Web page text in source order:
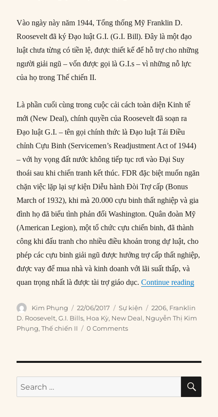
Vào ngày này năm 1944, Tổng thống Mỹ Franklin D.
Roosevelt đã ký Đạo luật G.I. (G.I. Bill). Đây là một đạo
luật chưa từng có tiền lệ, được thiết kế để hỗ trợ cho những
người giải ngũ – vốn được gọi là G.I.s – vì những nỗ lực
của họ trong Thế chiến II.
Là phần cuối cùng trong cuộc cải cách toàn diện Kinh tế
mới (New Deal), chính quyền của Roosevelt đã soạn ra
Đạo luật G.I. – tên gọi chính thức là Đạo luật Tái Điều
chỉnh Cựu Binh (Servicemen’s Readjustment Act of 1944)
– với hy vọng đất nước không tiếp tục rơi vào Đại Suy
thoái sau khi chiến tranh kết thúc. FDR đặc biệt muốn ngăn
chặn việc lặp lại sự kiện Diễu hành Đòi Trợ cấp (Bonus
March of 1932), khi mà 20.000 cựu binh thất nghiệp và gia
đình họ đã biểu tình phản đối Washington. Quân đoàn Mỹ
(American Legion), một tổ chức cựu chiến binh, đã thành
công khi đấu tranh cho nhiều điều khoản trong dự luật, cho
phép các cựu binh giải ngũ được hưởng trợ cấp thất nghiệp,
được vay để mua nhà và kinh doanh với lãi suất thấp, và
quan trọng nhất là được tài trợ giáo dục.Continue reading“22/
Author
Kim Phụng
Posted
on
22/06/2017 Categories
Sự kiện Tags
2206, Franklin
D. Roosevelt,G.I. Bills, Hoa Kỳ, New Deal, Nguyễn Thị Kim
Phụng,Thế chiến II 0 Comments
Search
for: